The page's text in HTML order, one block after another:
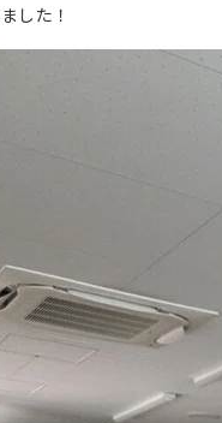
した！